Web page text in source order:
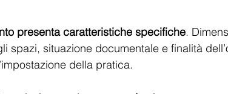
presenta caratteristiche specifiche.
spazi, situazione documentale e finalità
della pratica.